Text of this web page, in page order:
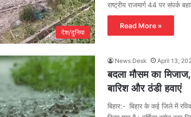
देश/दुनिया
राष्ट्रीय राजमार्ग 44 पर संपर्क
Read More »
News Desk April 13,
बदला मौसम का
बारिश और ठंडी हवाएं
बिहार:- बिहार के कई जिले में